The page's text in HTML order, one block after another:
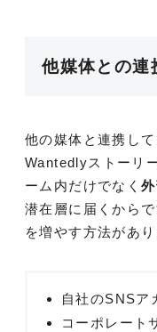
他媒体との連
他の媒体と連携し
Wantedlyストーリ
ーム内だけでなく
潜在層に届くから
を増やす方法があり
自社のSNSア
コーポレート